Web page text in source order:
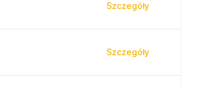
Szczegóły
Szczegóły